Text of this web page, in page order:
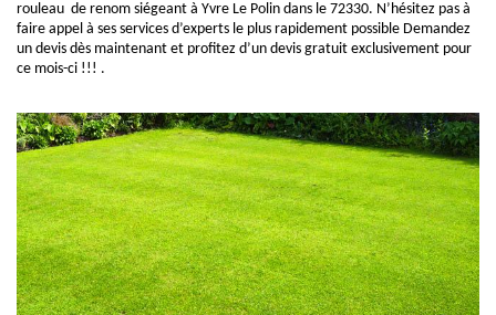
rouleau de renom siégeant à Yvre Le Polin dans le 72330. N’hésitez pas à
faire appel à ses services d’experts le plus rapidement possible Demandez
un devis dès maintenant et profitez d’un devis gratuit exclusivement pour
ce mois-ci !!! .